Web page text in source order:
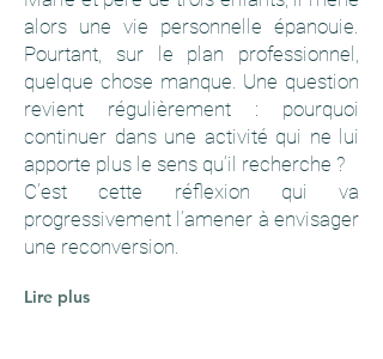
alors une vie personnelle épanouie.
Pourtant, sur le plan professionnel,
quelque chose manque. Une question
revient régulièrement : pourquoi
continuer dans une activité qui ne lui
apporte plus le sens qu’il recherche ?
C’est cette réflexion qui va
progressivement l’amener à envisager
une reconversion.
Lire plus